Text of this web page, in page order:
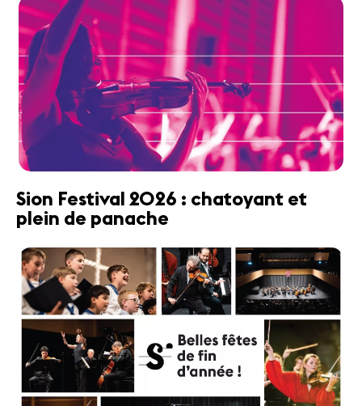
Sion Festival 2026 : chatoyant et
plein de panache